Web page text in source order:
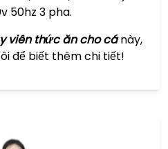
50hz 3 pha.
viên thức ăn cho cánày,
để biết thêm chi tiết!